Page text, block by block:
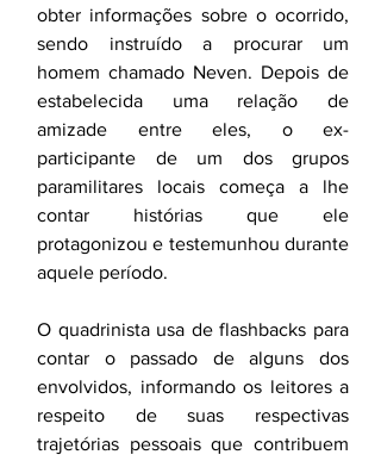
obter informações sobre o ocorrido,
sendo instruído a procurar um
homem chamado Neven. Depois de
estabelecida uma relação de
amizade entre eles, o ex-
participante de um dos grupos
paramilitares locais começa a lhe
contar histórias que ele
protagonizou e testemunhou durante
aquele período.
O quadrinista usa de flashbacks para
contar o passado de alguns dos
envolvidos, informando os leitores a
respeito de suas respectivas
trajetórias pessoais que contribuem